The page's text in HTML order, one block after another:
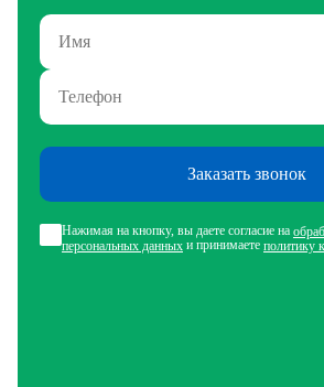
Заказать звонок
Нажимая на кнопку, вы даете согласие на
персональных данных и принимаете политику